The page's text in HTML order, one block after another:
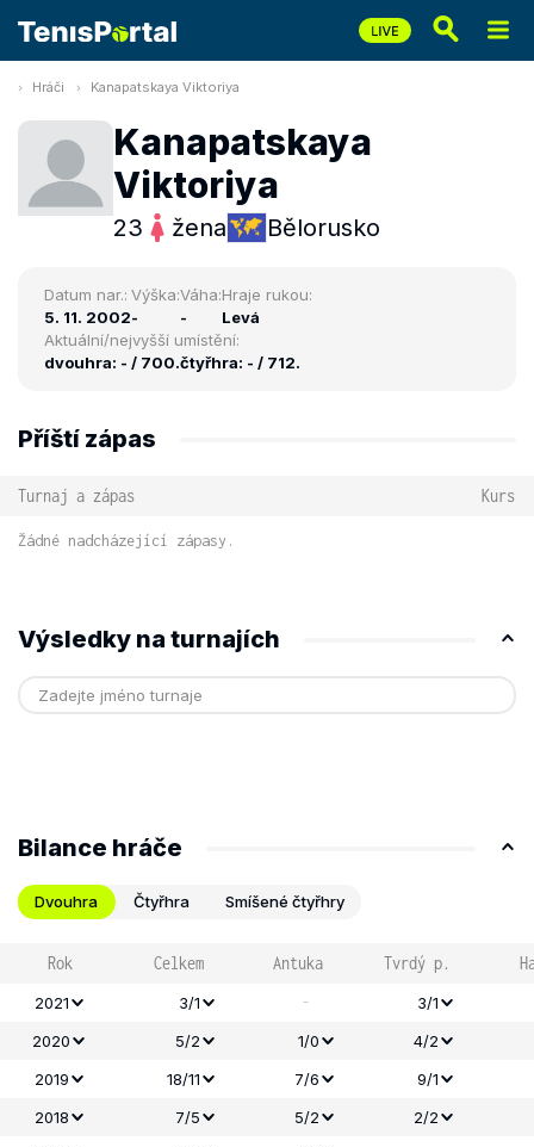
Hráči Kanapatskaya Viktoriya
Kanapatskaya
Viktoriya
23 žena Bělorusko
Datum nar.:
5. 11. 2002
Výška:
-
Váha:
-
Hraje rukou:
Levá
Aktuální/nejvyšší umístění:
dvouhra: - / 700.čtyřhra: - / 712.
Příští zápas
Turnaj a zápas Kurs
Žádné nadcházející zápasy.
Výsledky na turnajích
Bilance hráče
Dvouhra Čtyřhra Smíšené čtyřhry
Rok Celkem Antuka Tvrdý p.
2021 3/1 -
3/1
2020
5/2 1/0
4/2
2019
18/11 7/6 9/1
2018
7/5 5/2
2/2